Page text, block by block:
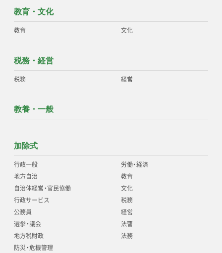
教育・文化
教育 文化
税務・経営
税務 経営
教養・一般
加除式
行政一般
地方自治
自治体経営・官民協働
行政サービス
公務員
選挙・議会
地方税財政
防災・危機管理
労働・経済
教育
文化
税務
経営
法曹
法務